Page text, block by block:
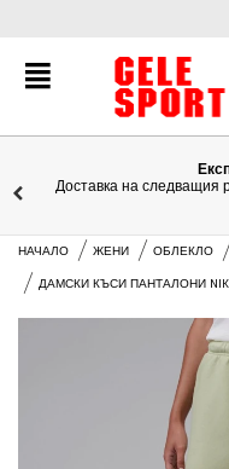
Доставка на следващия
НАЧАЛО ЖЕНИ ОБЛЕКЛО
ДАМСКИ КЪСИ ПАНТАЛОНИ NIKE